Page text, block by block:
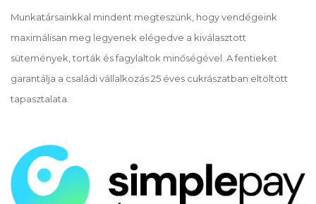
Munkatársainkkal mindent megteszünk, hogy vendégeink
maximálisan meg legyenek elégedve a kiválasztott
sütemények, torták és fagylaltok minőségével. A fentieket
garantálja a családi vállalkozás 25 éves cukrászatban eltöltött
tapasztalata.